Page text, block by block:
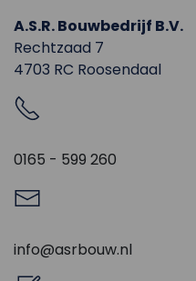
A.S.R. Bouwbedrijf B.V.
Rechtzaad 7
4703 RC Roosendaal
0165 - 599 260
info@asrbouw.nl